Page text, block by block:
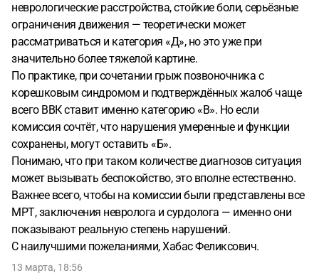
неврологические расстройства, стойкие боли, серьёзные
ограничения движения — теоретически может
рассматриваться и категория «Д», но это уже при
значительно более тяжелой картине.
По практике, при сочетании грыж позвоночника с
корешковым синдромом и подтверждённых жалоб чаще
всего ВВК ставит именно категорию «В». Но если
комиссия сочтёт, что нарушения умеренные и функции
сохранены, могут оставить «Б».
Понимаю, что при таком количестве диагнозов ситуация
может вызывать беспокойство, это вполне естественно.
Важнее всего, чтобы на комиссии были представлены все
МРТ, заключения невролога и сурдолога — именно они
показывают реальную степень нарушений.
С наилучшими пожеланиями, Хабас Феликсович.
13 марта, 18:56